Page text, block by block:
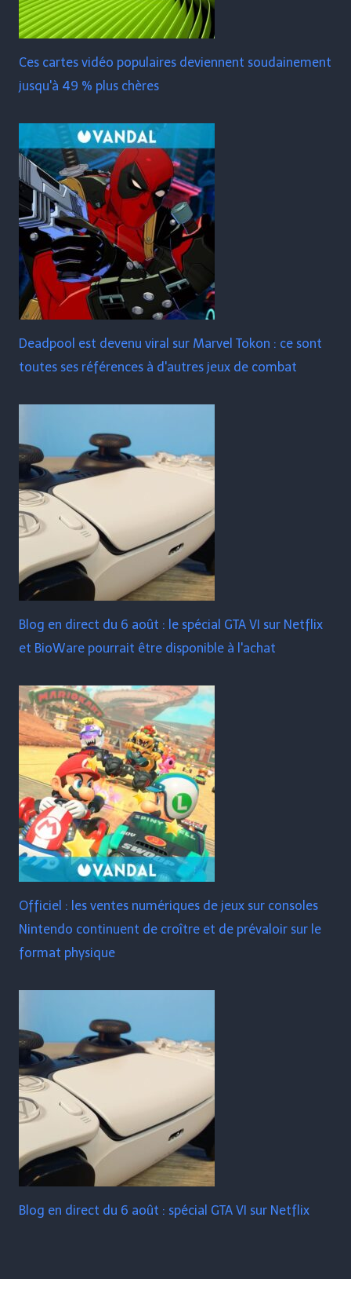
Ces cartes vidéo populaires deviennent soudainement
jusqu'à 49 % plus chères
Deadpool est devenu viral sur Marvel Tokon : ce sont
toutes ses références à d'autres jeux de combat
Blog en direct du 6 août : le spécial GTA VI sur Netflix
et BioWare pourrait être disponible à l'achat
Officiel : les ventes numériques de jeux sur consoles
Nintendo continuent de croître et de prévaloir sur le
format physique
Blog en direct du 6 août : spécial GTA VI sur Netflix